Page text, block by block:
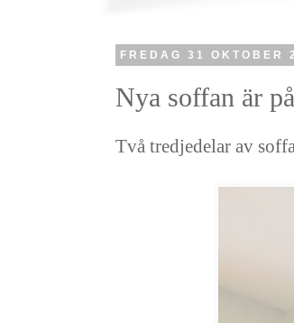
FREDAG 31 OKTOBER
Nya soffan är
Två tredjedelar av